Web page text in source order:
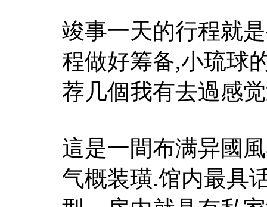
竣事一天的行程就
程做好筹备,小琉球
荐几個我有去過感
這是一間布满异國
气概装璜.馆内最具